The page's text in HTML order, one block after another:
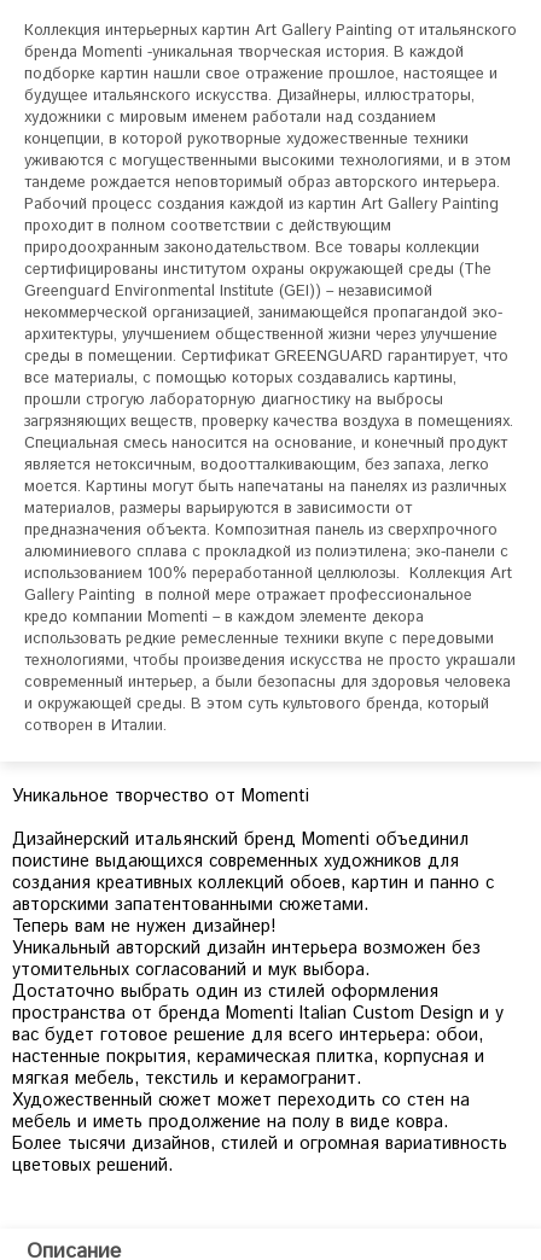
Коллекция интерьерных картин Art Gallery Painting от итальянского
бренда Momenti -уникальная творческая история. В каждой
подборке картин нашли свое отражение прошлое, настоящее и
будущее итальянского искусства. Дизайнеры, иллюстраторы,
художники с мировым именем работали над созданием
концепции, в которой рукотворные художественные техники
уживаются с могущественными высокими технологиями, и в этом
тандеме рождается неповторимый образ авторского интерьера.
Рабочий процесс создания каждой из картин Art Gallery Painting
проходит в полном соответствии с действующим
природоохранным законодательством. Все товары коллекции
сертифицированы институтом охраны окружающей среды (The
Greenguard Environmental Institute (GEI)) – независимой
некоммерческой организацией, занимающейся пропагандой эко-
архитектуры, улучшением общественной жизни через улучшение
среды в помещении. Сертификат GREENGUARD гарантирует, что
все материалы, с помощью которых создавались картины,
прошли строгую лабораторную диагностику на выбросы
загрязняющих веществ, проверку качества воздуха в помещениях.
Специальная смесь наносится на основание, и конечный продукт
является нетоксичным, водоотталкивающим, без запаха, легко
моется. Картины могут быть напечатаны на панелях из различных
материалов, размеры варьируются в зависимости от
предназначения объекта. Композитная панель из сверхпрочного
алюминиевого сплава с прокладкой из полиэтилена; эко-панели с
использованием 100% переработанной целлюлозы.  Коллекция Art
Gallery Painting  в полной мере отражает профессиональное
кредо компании Momenti – в каждом элементе декора
использовать редкие ремесленные техники вкупе с передовыми
технологиями, чтобы произведения искусства не просто украшали
современный интерьер, а были безопасны для здоровья человека
и окружающей среды. В этом суть культового бренда, который
Уникальное творчество от Momenti
Дизайнерский итальянский бренд Momenti объединил
поистине выдающихся современных художников для
создания креативных коллекций обоев, картин и панно с
авторскими запатентованными сюжетами.
Теперь вам не нужен дизайнер!
Уникальный авторский дизайн интерьера возможен без
утомительных согласований и мук выбора.
Достаточно выбрать один из стилей оформления
пространства от бренда Momenti Italian Custom Design и у
вас будет готовое решение для всего интерьера: обои,
настенные покрытия, керамическая плитка, корпусная и
мягкая мебель, текстиль и керамогранит.
Художественный сюжет может переходить со стен на
мебель и иметь продолжение на полу в виде ковра.
Более тысячи дизайнов, стилей и огромная вариативность
цветовых решений.
Описание